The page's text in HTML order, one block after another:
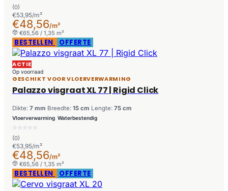
(0)
€53,95/m²
€48,56/m²
€65,56 / 1,35 m²
BESTELLEN OFFERTE
ACTIE
Op voorraad
GESCHIKT VOOR VLOERVERWARMING
Palazzo visgraat XL 77 | Rigid Click
Dikte: 7 mm Breedte: 15 cm Lengte: 75 cm
Vloerverwarming Waterbestendig
(0)
€53,95/m²
€48,56/m²
€65,56 / 1,35 m²
BESTELLEN OFFERTE